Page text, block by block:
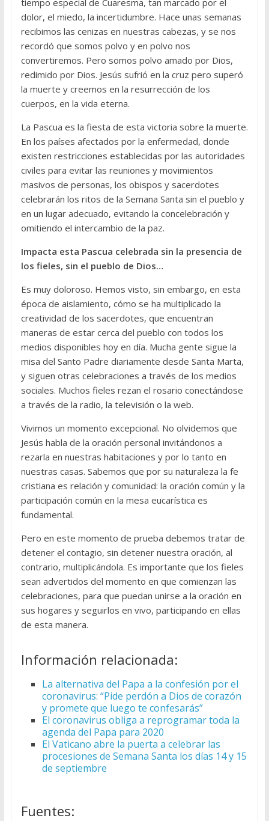
tiempo especial de Cuaresma, tan marcado por el
dolor, el miedo, la incertidumbre. Hace unas semanas
recibimos las cenizas en nuestras cabezas, y se nos
recordó que somos polvo y en polvo nos
convertiremos. Pero somos polvo amado por Dios,
redimido por Dios. Jesús sufrió en la cruz pero superó
la muerte y creemos en la resurrección de los
cuerpos, en la vida eterna.
La Pascua es la fiesta de esta victoria sobre la muerte.
En los países afectados por la enfermedad, donde
existen restricciones establecidas por las autoridades
civiles para evitar las reuniones y movimientos
masivos de personas, los obispos y sacerdotes
celebrarán los ritos de la Semana Santa sin el pueblo y
en un lugar adecuado, evitando la concelebración y
omitiendo el intercambio de la paz.
Impacta esta Pascua celebrada sin la presencia de
los fieles, sin el pueblo de Dios…
Es muy doloroso. Hemos visto, sin embargo, en esta
época de aislamiento, cómo se ha multiplicado la
creatividad de los sacerdotes, que encuentran
maneras de estar cerca del pueblo con todos los
medios disponibles hoy en día. Mucha gente sigue la
misa del Santo Padre diariamente desde Santa Marta,
y siguen otras celebraciones a través de los medios
sociales. Muchos fieles rezan el rosario conectándose
a través de la radio, la televisión o la web.
Vivimos un momento excepcional. No olvidemos que
Jesús habla de la oración personal invitándonos a
rezarla en nuestras habitaciones y por lo tanto en
nuestras casas. Sabemos que por su naturaleza la fe
cristiana es relación y comunidad: la oración común y la
participación común en la mesa eucarística es
fundamental.
Pero en este momento de prueba debemos tratar de
detener el contagio, sin detener nuestra oración, al
contrario, multiplicándola. Es importante que los fieles
sean advertidos del momento en que comienzan las
celebraciones, para que puedan unirse a la oración en
sus hogares y seguirlos en vivo, participando en ellas
de esta manera.
Información relacionada:
La alternativa del Papa a la confesión por el
coronavirus: “Pide perdón a Dios de corazón
y promete que luego te confesarás”
El coronavirus obliga a reprogramar toda la
agenda del Papa para 2020
El Vaticano abre la puerta a celebrar las
procesiones de Semana Santa los días 14 y 15
de septiembre
Fuentes: